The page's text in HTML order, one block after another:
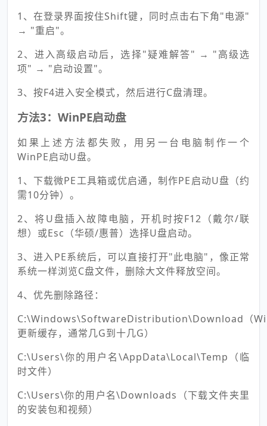
1、在登录界面按住Shift键，同时点击右下角"电源"
→ "重启"。
2、进入高级启动后，选择"疑难解答" → "高级选
项" → "启动设置"。
3、按F4进入安全模式，然后进行C盘清理。
方法3：WinPE启动盘
如果上述方法都失败，用另一台电脑制作一个
WinPE启动U盘。
1、下载微PE工具箱或优启通，制作PE启动U盘（约
需10分钟）。
2、将U盘插入故障电脑，开机时按F12（戴尔/联
想）或Esc（华硕/惠普）选择U盘启动。
3、进入PE系统后，可以直接打开"此电脑"，像正常
系统一样浏览C盘文件，删除大文件释放空间。
4、优先删除路径：
C:\Windows\SoftwareDistribution\Download（
更新缓存，通常几G到十几G）
C:\Users\你的用户名\AppData\Local\Temp（临
时文件）
C:\Users\你的用户名\Downloads（下载文件夹里
的安装包和视频）